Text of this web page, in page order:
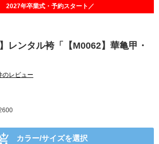
レンタル袴「【M0062】華亀甲・
のレビュー
2027年卒業式・予約スタート／
カラー/サイズを選択